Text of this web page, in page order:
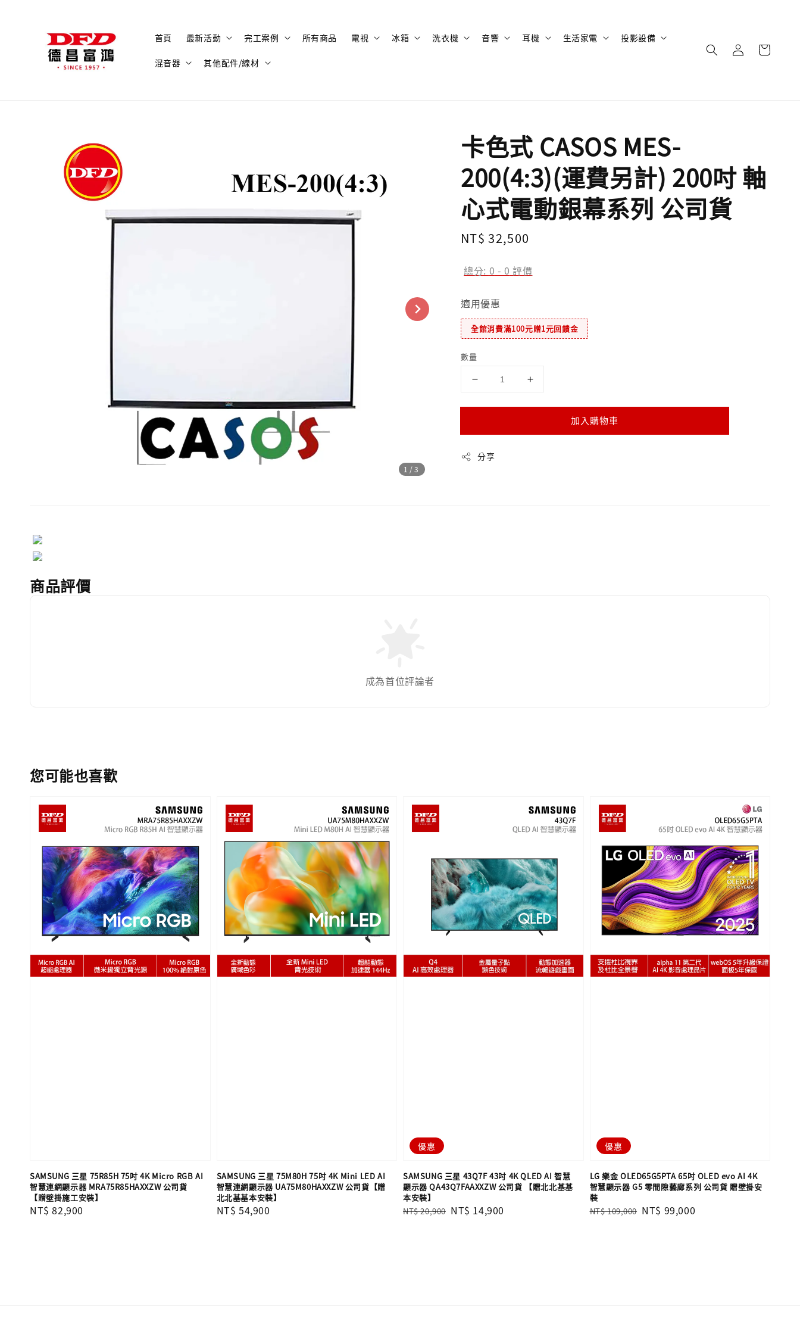
首頁 最新活動 完工案例 所有商品 電視 冰箱 洗衣機 音響 耳機 生活家電 投影設備
混音器 其他配件/線材
1 /3
卡色式 CASOS MES-
200(4:3)(運費另計) 200吋 軸
心式電動銀幕系列 公司貨
Regular
NT$ 32,500
總分: 0 - 0 評價
適用優惠
全館消費滿100元贈1元回饋金
數量
加入購物車
分享
商品評價
成為首位評論者
您可能也喜歡
SAMSUNG 三星 75R85H 75吋 4K Micro RGB AI
智慧連網顯示器 MRA75R85HAXXZW 公司貨
【贈壁掛施工安裝】
Regular
NT$ 82,900
SAMSUNG 三星 75M80H 75吋 4K Mini LED AI
智慧連網顯示器 UA75M80HAXXZW 公司貨【贈
北北基基本安裝】
Regular
NT$ 54,900
優惠
SAMSUNG 三星 43Q7F 43吋 4K QLED AI 智慧
顯示器 QA43Q7FAAXXZW 公司貨 【贈北北基基
本安裝】
Regular
NT$ 20,900 Sale
NT$ 14,900
優惠
LG 樂金 OLED65G5PTA 65吋 OLED evo AI 4K
智慧顯示器 G5 零間隙藝廊系列 公司貨 贈壁掛安
裝
Regular
NT$ 109,000 Sale
NT$ 99,000